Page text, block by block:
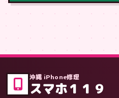
症状・内容から
沖縄 iPhone修理
スマホ１１９